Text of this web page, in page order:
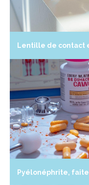
Lentille de contact
Pyélonéphrite,